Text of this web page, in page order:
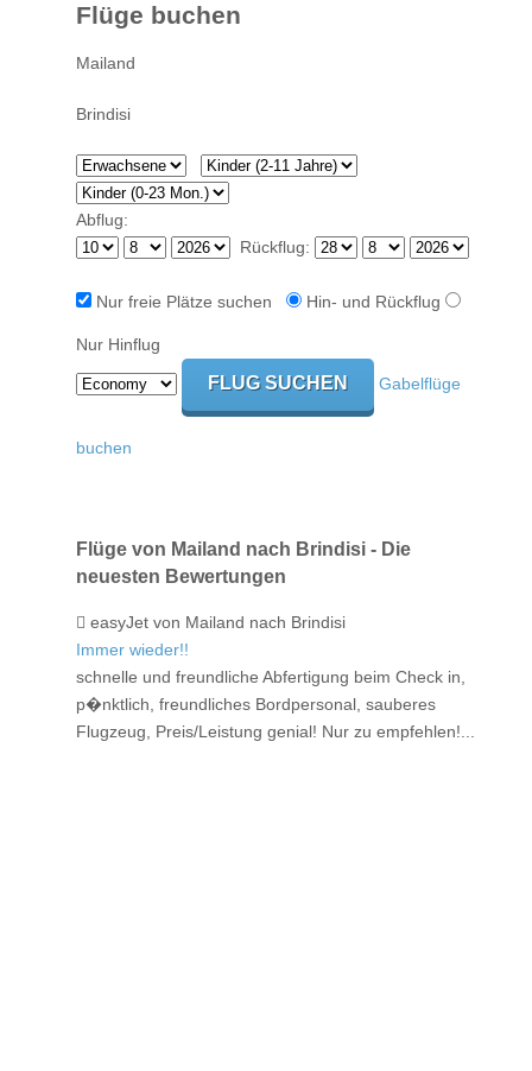
Flüge buchen
Abflug:
Rückflug:
Nur freie Plätze suchen Hin- und Rückflug
Nur Hinflug
Gabelflüge
buchen
Flüge von Mailand nach Brindisi - Die
neuesten Bewertungen
easyJet von Mailand nach Brindisi
Immer wieder!!
schnelle und freundliche Abfertigung beim Check in,
p�nktlich, freundliches Bordpersonal, sauberes
Flugzeug, Preis/Leistung genial! Nur zu empfehlen!...